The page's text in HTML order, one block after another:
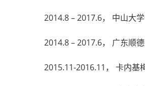
2014.8 – 2017.6， 中山大
2014.8 – 2017.6， 广东顺
2015.11-2016.11， 卡内基